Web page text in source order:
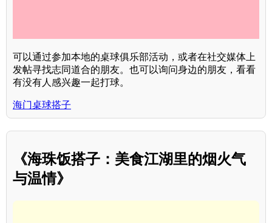
可以通过参加本地的桌球俱乐部活动，或者在社交媒体上
发帖寻找志同道合的朋友。也可以询问身边的朋友，看看
有没有人感兴趣一起打球。
海门桌球搭子
《海珠饭搭子：美食江湖里的烟火气
与温情》